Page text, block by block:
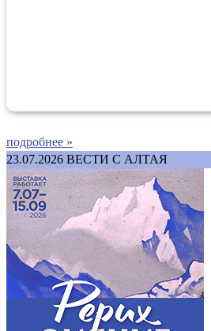
подробнее »
23.07.2026 ВЕСТИ С АЛТАЯ